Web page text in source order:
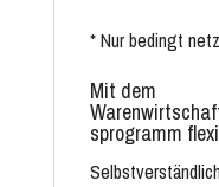
* Nur bedingt
Mit dem
sprogramm